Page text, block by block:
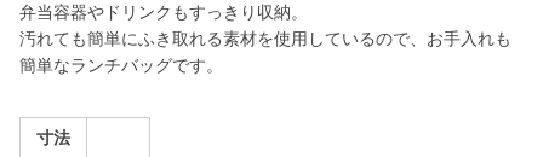
弁当容器やドリンクもすっきり収納。
汚れても簡単にふき取れる素材を使用しているので、お手入れも
簡単なランチバッグです。
寸法